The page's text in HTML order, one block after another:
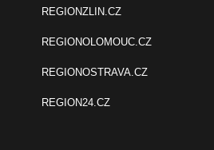
REGIONZLIN.CZ
REGIONOLOMOUC.CZ
REGIONOSTRAVA.CZ
REGION24.CZ